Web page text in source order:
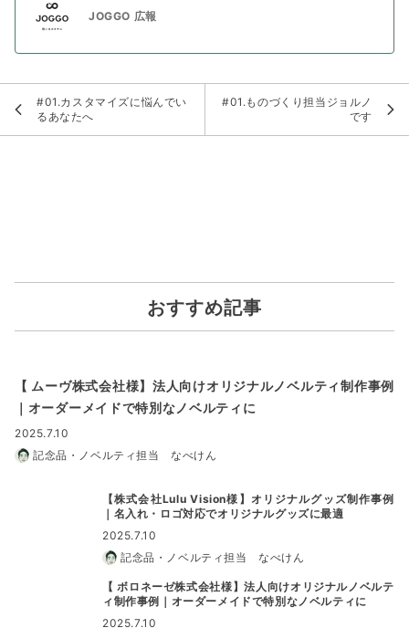
JOGGO 広報
#01.カスタマイズに悩んでい
るあなたへ
#01.ものづくり担当ジョルノ
です
おすすめ記事
【 ムーヴ株式会社様】法人向けオリジナルノベルティ制作事例
｜オーダーメイドで特別なノベルティに
2025.7.10
記念品・ノベルティ担当 なべけん
【株式会社Lulu Vision様】オリジナルグッズ制作事例
｜名入れ・ロゴ対応でオリジナルグッズに最適
2025.7.10
記念品・ノベルティ担当 なべけん
【 ボロネーゼ株式会社様】法人向けオリジナルノベルテ
ィ制作事例｜オーダーメイドで特別なノベルティに
2025.7.10